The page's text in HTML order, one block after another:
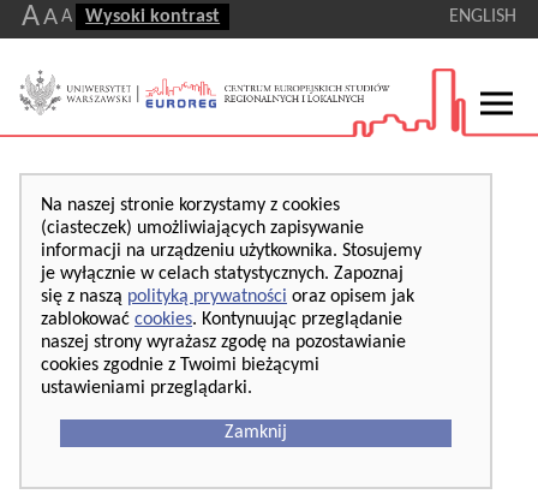
AA A Wysoki kontrast ENGLISH
Na naszej stronie korzystamy z cookies
(ciasteczek) umożliwiających zapisywanie
informacji na urządzeniu użytkownika. Stosujemy
je wyłącznie w celach statystycznych. Zapoznaj
się z naszą polityką prywatności oraz opisem jak
zablokować cookies. Kontynuując przeglądanie
naszej strony wyrażasz zgodę na pozostawianie
cookies zgodnie z Twoimi bieżącymi
ustawieniami przeglądarki.
Zamknij